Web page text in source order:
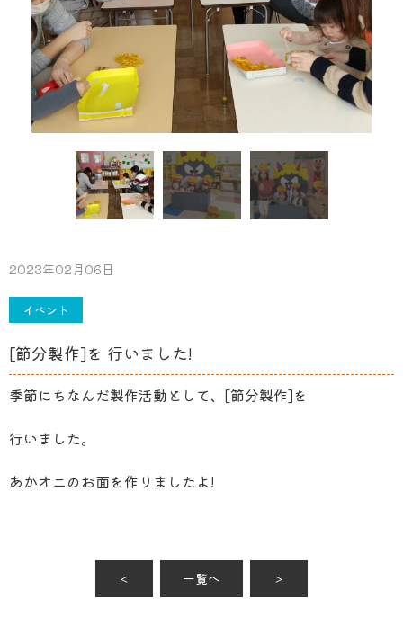
2023年02月06日
イベント
[節分製作]を 行いました!
季節にちなんだ製作活動として、[節分製作]を
行いました。
あかオニのお面を作りましたよ!
＜ 一覧へ ＞